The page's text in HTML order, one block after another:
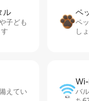
ル
子ども
ペ
ペ
し
えてい
バ